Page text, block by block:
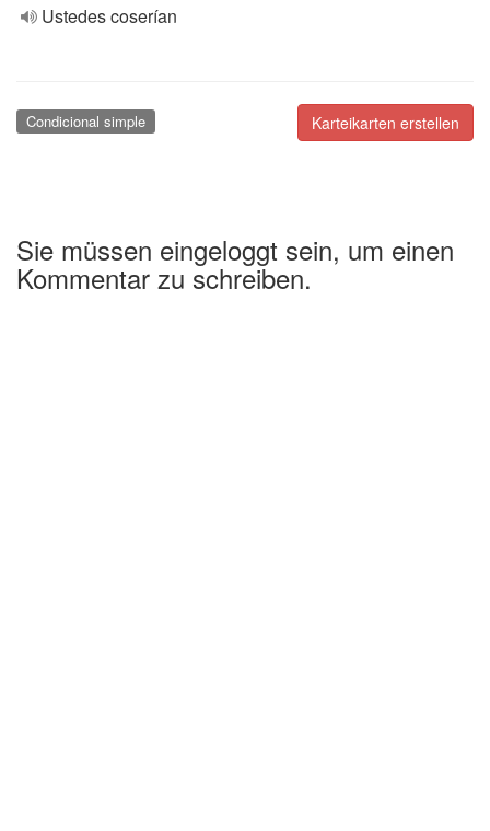
Ustedes coserían
Karteikarten erstellen
Condicional simple
Sie müssen eingeloggt sein, um einen
Kommentar zu schreiben.